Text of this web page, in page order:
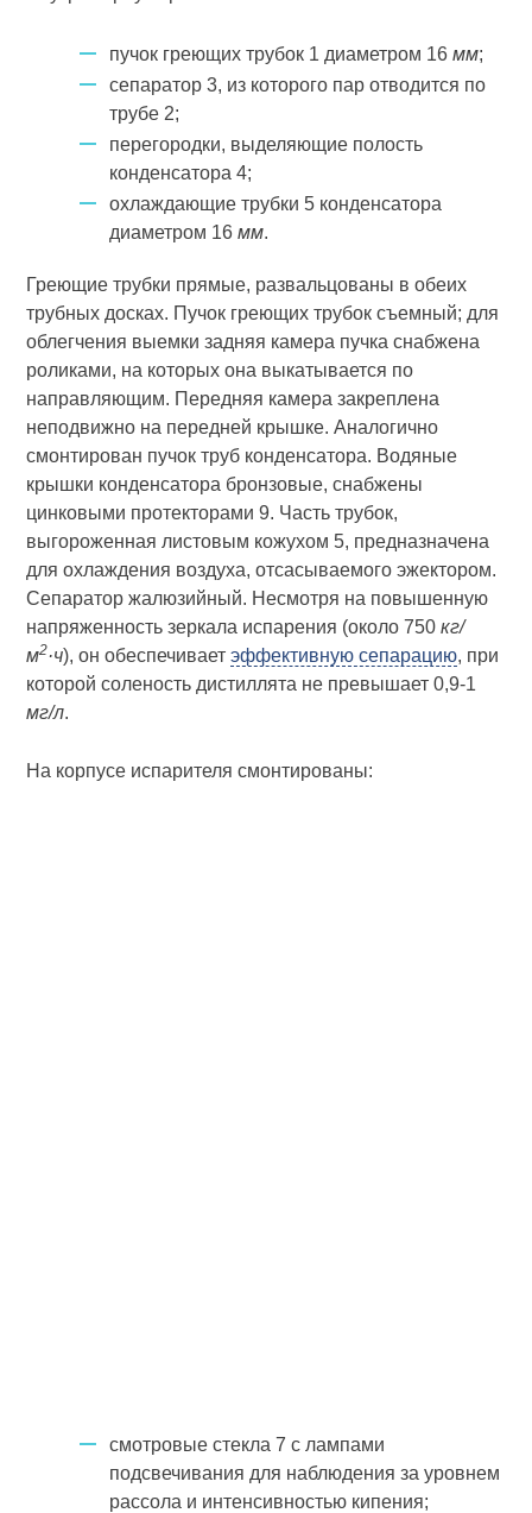
пучок греющих трубок 1 диаметром 16мм;
сепаратор 3, из которого пар отводится по
трубе 2;
перегородки, выделяющие полость
конденсатора 4;
охлаждающие трубки 5 конденсатора
диаметром 16мм.
Греющие трубки прямые, развальцованы в обеих
трубных досках. Пучок греющих трубок съемный; для
облегчения выемки задняя камера пучка снабжена
роликами, на которых она выкатывается по
направляющим. Передняя камера закреплена
неподвижно на передней крышке. Аналогично
смонтирован пучок труб конденсатора. Водяные
крышки конденсатора бронзовые, снабжены
цинковыми протекторами 9. Часть трубок,
выгороженная листовым кожухом 5, предназначена
для охлаждения воздуха, отсасываемого эжектором.
Сепаратор жалюзийный. Несмотря на повышенную
напряженность зеркала испарения (около 750кг/
м2·ч), он обеспечиваетэффективную сепарацию, при
которой соленость дистиллята не превышает 0,9-1
мг/л.
На корпусе испарителя смонтированы:
смотровые стекла 7 с лампами
подсвечивания для наблюдения за уровнем
рассола и интенсивностью кипения;